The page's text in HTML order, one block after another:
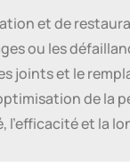
et de
ou les
et le
de la
et la